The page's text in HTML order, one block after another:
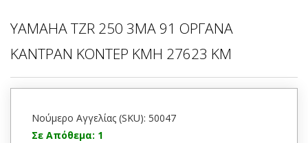
YAMAHA TZR 250 3MA 91 ΟΡΓΑΝΑ
ΚΑΝΤΡΑΝ ΚΟΝΤΕΡ KMH 27623 KM
Νούμερο Αγγελίας (SKU): 50047
Σε Απόθεμα: 1